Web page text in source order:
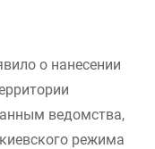
о нанесении
ведомства,
режима